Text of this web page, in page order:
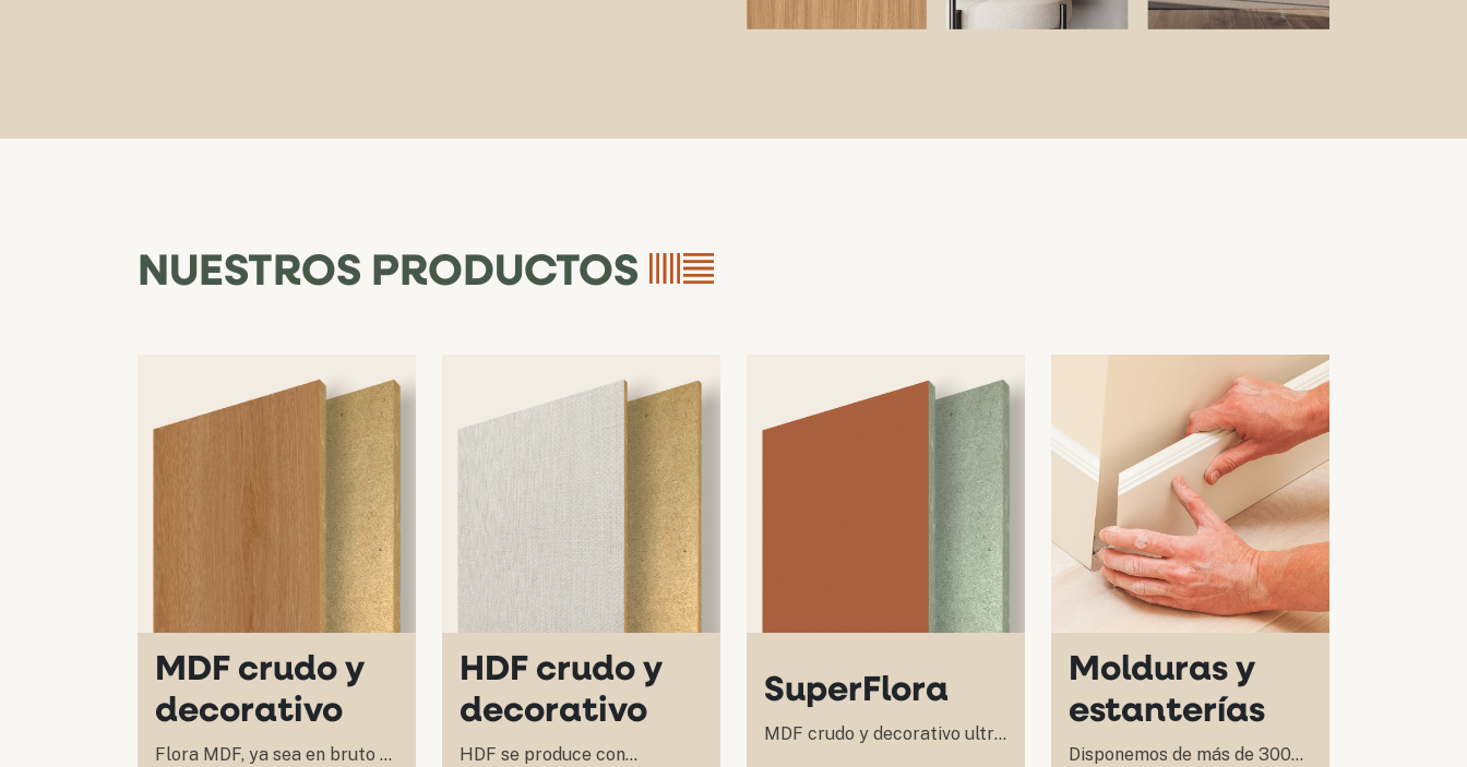
NUESTROS PRODUCTOS
MDF crudo y
decorativo
Flora MDF, ya sea en bruto o
HDF crudo y
decorativo
HDF se produce con
SuperFlora
MDF crudo y decorativo ultra
Molduras y
estanterías
Disponemos de más de 300